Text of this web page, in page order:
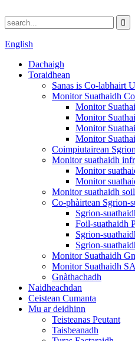
English
Dachaigh
Toraidhean
Sanas is Co-labhairt
Monitor Suathaidh
Monitor
Monitor
Monitor
Monitor
Coimpiutairean
Monitor suathaidh
Monitor
Monitor
Monitor suathaidh
Co-phàirtean Sgrion-
Sgrion-
Foil-suathaidh
Sgrion-
Sgrion-
Monitor Suathaidh
Monitor Suathaidh
Gnàthachadh
Naidheachdan
Ceistean Cumanta
Mu ar deidhinn
Teisteanas Peutant
Taisbeanadh